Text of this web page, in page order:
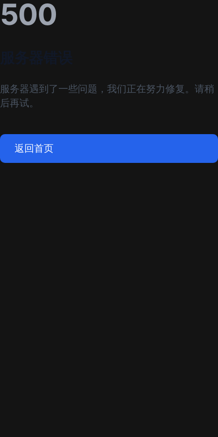
500
服务器遇到了一些问题，我们正在努力修复。请稍
后再试。
返回首页